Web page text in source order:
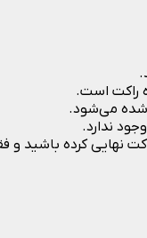
راکت است.
شده می‌شود.
ندارد.
نهایی کرده باشید